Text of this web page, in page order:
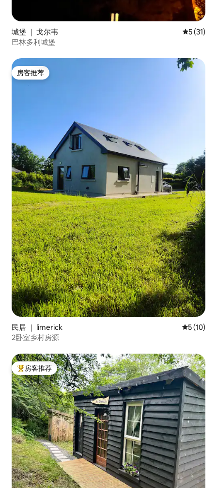
城堡 ｜ 戈尔韦 平均评分
5 (31)
巴林多利城堡
房客推荐
房客推荐
民居 ｜ limerick 平均评分
5 (10)
2卧室乡村房源
热门「房客推荐」
房客推荐